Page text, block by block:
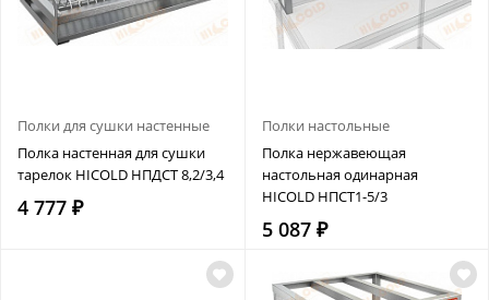
Полки для сушки настенные
Полка настенная для сушки
тарелок HICOLD НПДСТ 8,2/3,4
4 777 ₽
Полки настольные
Полка нержавеющая
настольная одинарная
HICOLD НПСТ1-5/3
5 087 ₽